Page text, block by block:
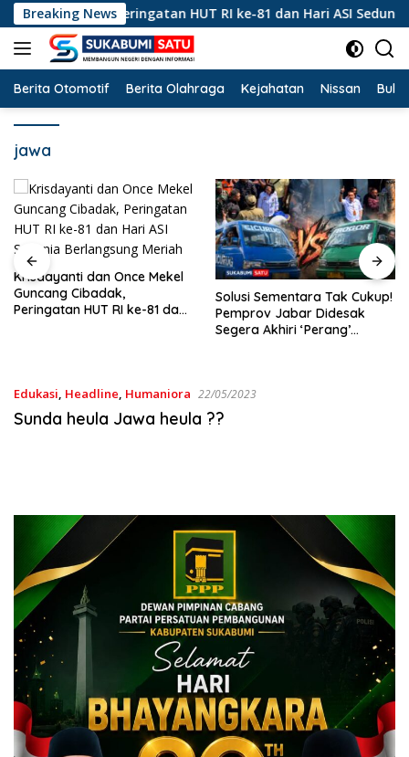
Langsung
ke
konten
Breaking News
Peringatan HUT RI ke-81 dan Hari ASI Sedunia
Berita Otomotif Berita Olahraga Kejahatan Nissan
jawa
dan
Solusi Sementara Tak Cukup!
Pemprov Jabar Didesak
Hanya Merekah Sanksi
Kertas? Di Balik
Pertambangan Emas
Edukasi, Headline, Humaniora 22/05/2023
Sunda heula Jawa heula ??